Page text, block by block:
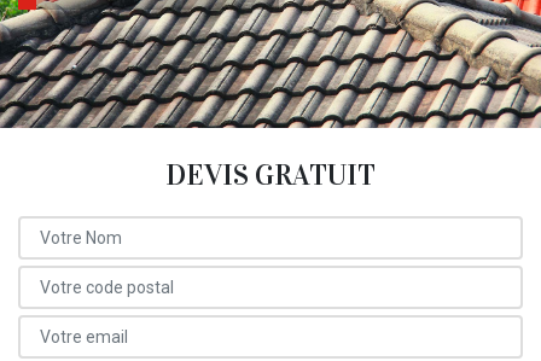
DEVIS GRATUIT